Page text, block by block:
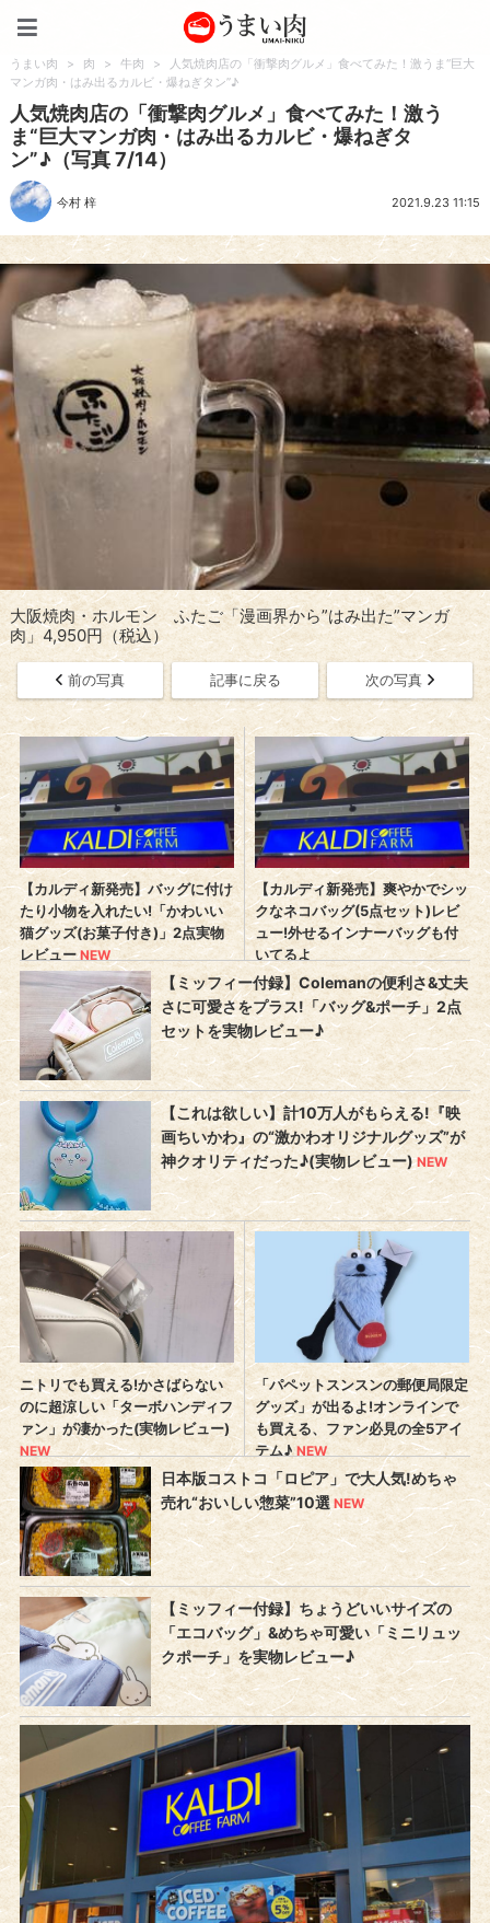
うまい肉 > 肉 > 牛肉 >
人気焼肉店の「衝撃肉グルメ」食べてみた！激うま“巨大
マンガ肉・はみ出るカルビ・爆ねぎタン”♪
人気焼肉店の「衝撃肉グルメ」食べてみた！激う
ま“巨大マンガ肉・はみ出るカルビ・爆ねぎタ
ン”♪（写真 7/14）
今村 梓 2021.9.23 11:15
大阪焼肉・ホルモン ふたご「漫画界から”はみ出た”マンガ
肉」4,950円（税込）
前の写真 記事に戻る 次の写真